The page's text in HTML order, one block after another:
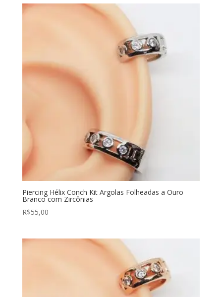
Piercing Hélix Conch Kit Argolas Folheadas a Ouro
Branco com Zircônias
R$55,00